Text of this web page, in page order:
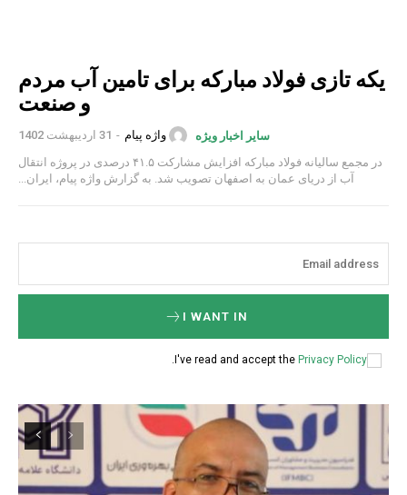
یکه تازی فولاد مبارکه برای تامین آب مردم
و صنعت
سایر اخبار ویژه واژه پیام - 31 اردیبهشت 1402
در مجمع سالیانه فولاد مبارکه افزایش مشارکت ۴۱.۵ درصدی در پروژه انتقال
آب از دریای عمان به اصفهان تصویب شد. به گزارش واژه پیام، ایران...
I WANT IN
I've read and accept the Privacy Policy
.